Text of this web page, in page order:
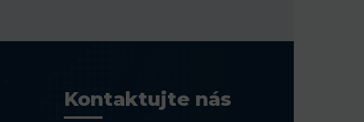
Kontaktujte nás